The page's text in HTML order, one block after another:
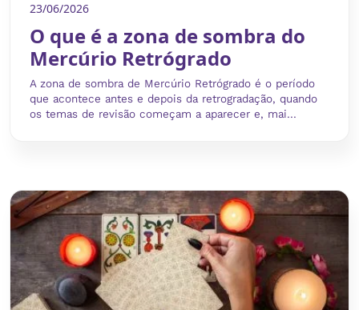
23/06/2026
O que é a zona de sombra do
Mercúrio Retrógrado
A zona de sombra de Mercúrio Retrógrado é o período
que acontece antes e depois da retrogradação, quando
os temas de revisão começam a aparecer e, mai...